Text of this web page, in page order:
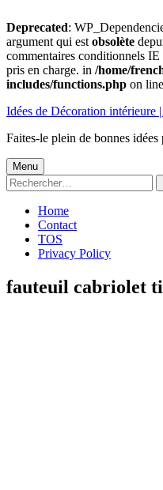
Deprecated:
argument qui est obsolète
commentaires conditionnels
pris en charge. in /home/
includes/functions.php on line
au
Idées de Décoration intérieure
Faites-le plein de bonnes
Menu
principal
Menu
Rechercher :
Home
Contact
TOS
Privacy Policy
fauteuil cabriolet